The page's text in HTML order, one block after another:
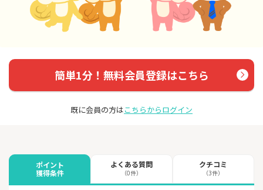
簡単1分！無料会員登録はこちら
既に会員の方はこちらからログイン
ポイント
獲得条件
よくある質問
（0件）
クチコミ
（3件）